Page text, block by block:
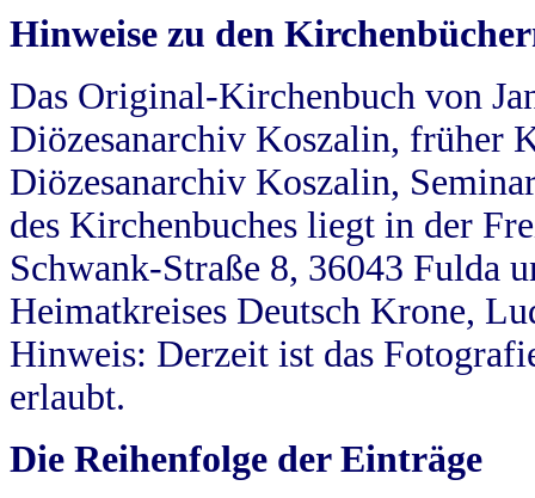
Hinweise zu den
Das Original-Kirchenbuch von
Diözesanarchiv Koszalin, früher
Diözesanarchiv Koszalin,
des Kirchenbuches liegt in der
Schwank-Straße 8, 36043 Fulda
Heimatkreises Deutsch Krone,
Hinweis: Derzeit ist das
erlaubt.
Die Reihenfolge der Einträge